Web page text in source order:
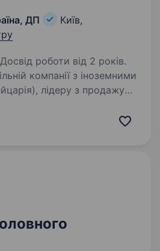
ДП
Київ,
роботи від 2 років.
лідеру з продажу